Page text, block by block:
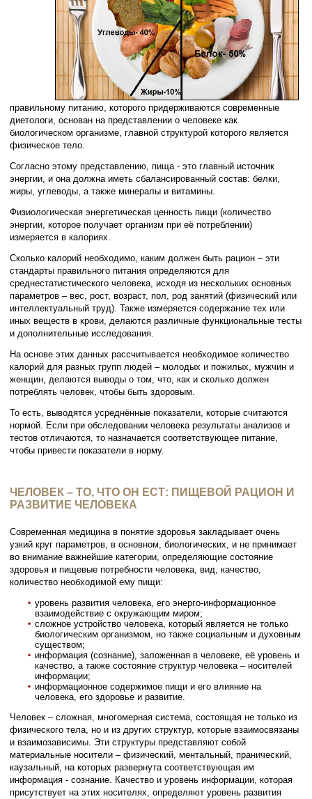
правильному питанию, которого придерживаются современные
диетологи, основан на представлении о человеке как
биологическом организме, главной структурой которого является
физическое тело.
Согласно этому представлению, пища - это главный источник
энергии, и она должна иметь сбалансированный состав: белки,
жиры, углеводы, а также минералы и витамины.
Физиологическая энергетическая ценность пищи (количество
энергии, которое получает организм при её потреблении)
измеряется в калориях.
Сколько калорий необходимо, каким должен быть рацион – эти
стандарты правильного питания определяются для
среднестатистического человека, исходя из нескольких основных
параметров – вес, рост, возраст, пол, род занятий (физический или
интеллектуальный труд). Также измеряется содержание тех или
иных веществ в крови, делаются различные функциональные тесты
и дополнительные исследования.
На основе этих данных рассчитывается необходимое количество
калорий для разных групп людей – молодых и пожилых, мужчин и
женщин, делаются выводы о том, что, как и сколько должен
потреблять человек, чтобы быть здоровым.
То есть, выводятся усреднённые показатели, которые считаются
нормой. Если при обследовании человека результаты анализов и
тестов отличаются, то назначается соответствующее питание,
чтобы привести показатели в норму.
ЧЕЛОВЕК – ТО, ЧТО ОН ЕСТ: ПИЩЕВОЙ РАЦИОН И
РАЗВИТИЕ ЧЕЛОВЕКА
Современная медицина в понятие здоровья закладывает очень
узкий круг параметров, в основном, биологических, и не принимает
во внимание важнейшие категории, определяющие состояние
здоровья и пищевые потребности человека, вид, качество,
количество необходимой ему пищи:
уровень развития человека, его энерго-информационное
взаимодействие с окружающим миром;
сложное устройство человека, который является не только
биологическим организмом, но также социальным и духовным
существом;
информация (сознание), заложенная в человеке, её уровень и
качество, а также состояние структур человека – носителей
информации;
информационное содержимое пищи и его влияние на
человека, его здоровье и развитие.
Человек – сложная, многомерная система, состоящая не только из
физического тела, но и из других структур, которые взаимосвязаны
и взаимозависимы. Эти структуры представляют собой
материальные носители – физический, ментальный, пранический,
каузальный, на которых развернута соответствующая им
информация - сознание. Качество и уровень информации, которая
присутствует на этих носителях, определяют уровень развития